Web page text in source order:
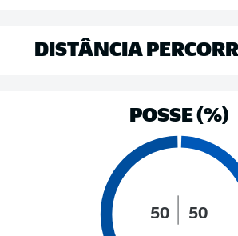
DISTÂNCIA
POSSE (%)
50 50